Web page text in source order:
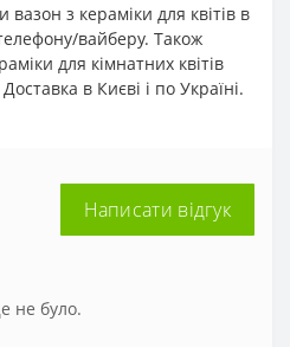
з кераміки для квітів в
вайберу. Також
для кімнатних квітів
в Києві і по Україні.
Написати відгук
не було.